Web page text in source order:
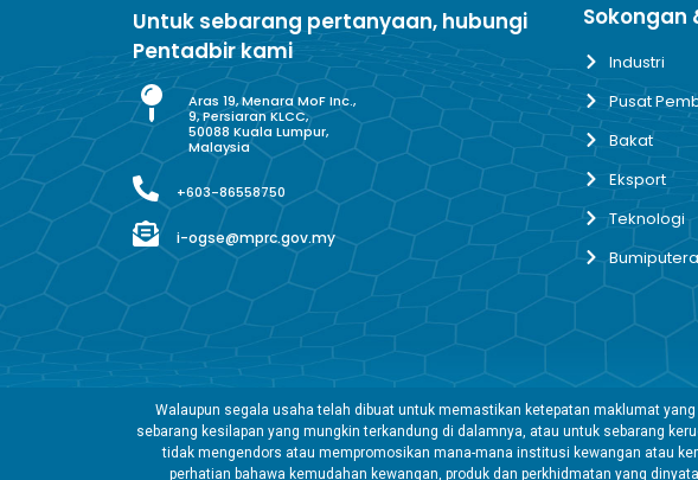
Untuk sebarang pertanyaan, hubungi
Pentadbir kami
Aras 19, Menara MoF Inc.,
9, Persiaran KLCC,
50088 Kuala Lumpur,
Malaysia
+603-86558750
i-ogse@mprc.gov.my
Sokongan
Industri
Pusat
Bakat
Eksport
Teknologi
Bumiputera
Walaupun segala usaha telah dibuat untuk memastikan ketepatan maklumat
sebarang kesilapan yang mungkin terkandung di dalamnya, atau untuk sebarang
tidak mengendors atau mempromosikan mana-mana institusi kewangan atau
perhatian bahawa kemudahan kewangan, produk dan perkhidmatan yang